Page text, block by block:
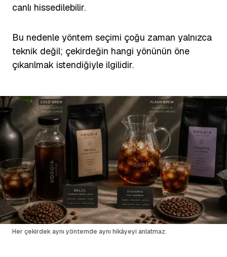
canlı hissedilebilir.
Bu nedenle yöntem seçimi çoğu zaman yalnızca
teknik değil; çekirdeğin hangi yönünün öne
çıkarılmak istendiğiyle ilgilidir.
Her çekirdek aynı yöntemde aynı hikâyeyi anlatmaz.